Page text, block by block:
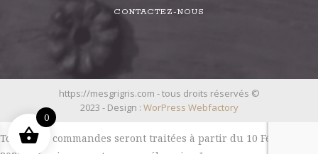
CONTACTEZ-NOUS
https://mesgrigris.com - tous droits réservés ©
2023 - Design : WorPress Webfactory
Toutes les commandes seront traitées à partir du 10 Février
0